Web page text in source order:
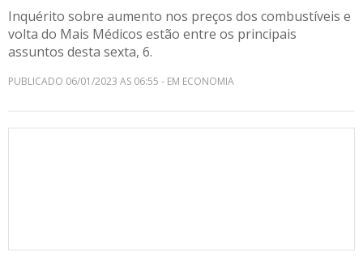
Inquérito sobre aumento nos preços dos combustíveis e
volta do Mais Médicos estão entre os principais
assuntos desta sexta, 6.
PUBLICADO 06/01/2023 AS 06:55 - EM ECONOMIA